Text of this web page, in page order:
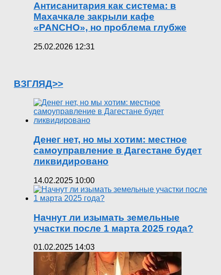
Антисанитария как система: в
Махачкале закрыли кафе
«PANCHO», но проблема глубже
25.02.2026 12:31
ВЗГЛЯД>>
Денег нет, но мы хотим: местное
самоуправление в Дагестане будет
ликвидировано
14.02.2025 10:00
Начнут ли изымать земельные
участки после 1 марта 2025 года?
01.02.2025 14:03